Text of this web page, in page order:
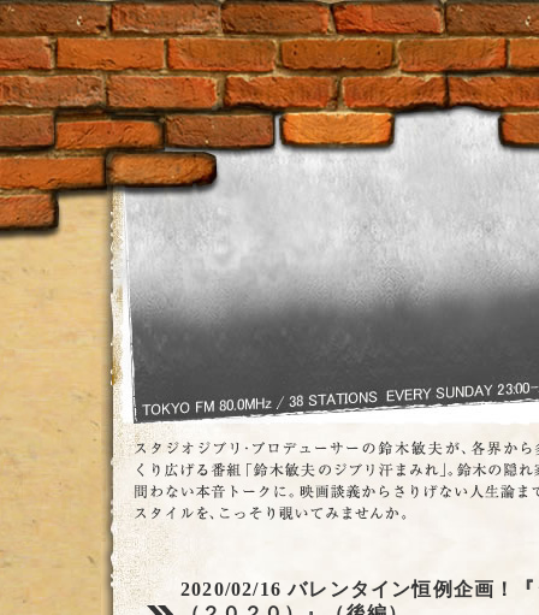
2020/02/16バレンタイン恒例企画！